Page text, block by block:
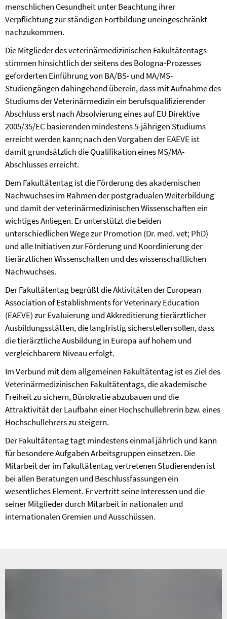
menschlichen Gesundheit unter Beachtung ihrer
Verpflichtung zur ständigen Fortbildung uneingeschränkt
nachzukommen.
Die Mitglieder des veterinärmedizinischen Fakultätentags
stimmen hinsichtlich der seitens des Bologna-Prozesses
geforderten Einführung von BA/BS- und MA/MS-
Studiengängen dahingehend überein, dass mit Aufnahme des
Studiums der Veterinärmedizin ein berufsqualifizierender
Abschluss erst nach Absolvierung eines auf EU Direktive
2005/35/EC basierenden mindestens 5-jährigen Studiums
erreicht werden kann; nach den Vorgaben der EAEVE ist
damit grundsätzlich die Qualifikation eines MS/MA-
Abschlusses erreicht.
Dem Fakultätentag ist die Förderung des akademischen
Nachwuchses im Rahmen der postgradualen Weiterbildung
und damit der veterinärmedizinischen Wissenschaften ein
wichtiges Anliegen. Er unterstützt die beiden
unterschiedlichen Wege zur Promotion (Dr. med. vet; PhD)
und alle Initiativen zur Förderung und Koordinierung der
tierärztlichen Wissenschaften und des wissenschaftlichen
Nachwuchses.
Der Fakultätentag begrüßt die Aktivitäten der European
Association of Establishments for Veterinary Education
(EAEVE) zur Evaluierung und Akkreditierung tierärztlicher
Ausbildungsstätten, die langfristig sicherstellen sollen, dass
die tierärztliche Ausbildung in Europa auf hohem und
vergleichbarem Niveau erfolgt.
Im Verbund mit dem allgemeinen Fakultätentag ist es Ziel des
Veterinärmedizinischen Fakultätentags, die akademische
Freiheit zu sichern, Bürokratie abzubauen und die
Attraktivität der Laufbahn einer Hochschullehrerin bzw. eines
Hochschullehrers zu steigern.
Der Fakultätentag tagt mindestens einmal jährlich und kann
für besondere Aufgaben Arbeitsgruppen einsetzen. Die
Mitarbeit der im Fakultätentag vertretenen Studierenden ist
bei allen Beratungen und Beschlussfassungen ein
wesentliches Element. Er vertritt seine Interessen und die
seiner Mitglieder durch Mitarbeit in nationalen und
internationalen Gremien und Ausschüssen.